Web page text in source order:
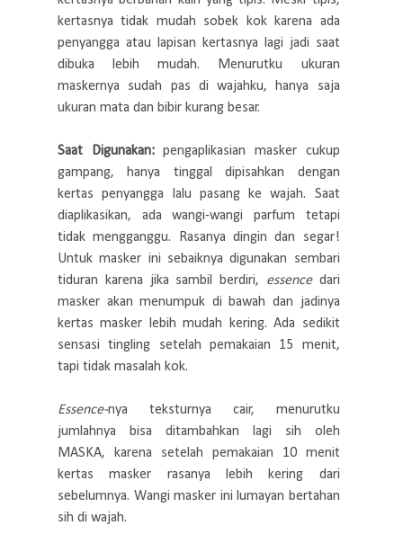
kertasnya tidak mudah sobek kok karena ada
penyangga atau lapisan kertasnya lagi jadi saat
dibuka lebih mudah. Menurutku ukuran
maskernya sudah pas di wajahku, hanya saja
ukuran mata dan bibir kurang besar.
Saat Digunakan:pengaplikasian masker cukup
gampang, hanya tinggal dipisahkan dengan
kertas penyangga lalu pasang ke wajah. Saat
diaplikasikan, ada wangi-wangi parfum tetapi
tidak mengganggu. Rasanya dingin dan segar!
Untuk masker ini sebaiknya digunakan sembari
tiduran karena jika sambil berdiri, essence dari
masker akan menumpuk di bawah dan jadinya
kertas masker lebih mudah kering. Ada sedikit
sensasi tingling setelah pemakaian 15 menit,
tapi tidak masalah kok.
Essence-nya teksturnya cair, menurutku
jumlahnya bisa ditambahkan lagi sih oleh
MASKA, karena setelah pemakaian 10 menit
kertas masker rasanya lebih kering dari
sebelumnya. Wangi masker ini lumayan bertahan
sih di wajah.